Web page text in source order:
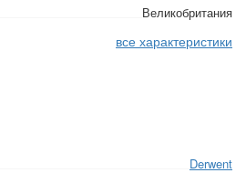
Великобритания
все характеристики
Derwent